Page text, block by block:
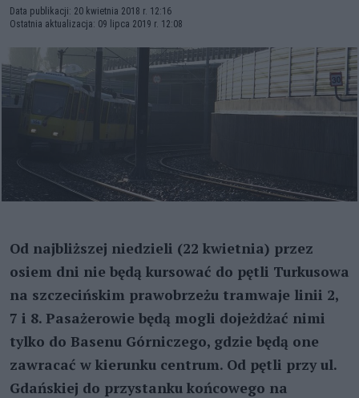
Data publikacji: 20 kwietnia 2018 r. 12:16
Ostatnia aktualizacja: 09 lipca 2019 r. 12:08
Od najbliższej niedzieli (22 kwietnia) przez
osiem dni nie będą kursować do pętli Turkusowa
na szczecińskim prawobrzeżu tramwaje linii 2,
7 i 8. Pasażerowie będą mogli dojeżdżać nimi
tylko do Basenu Górniczego, gdzie będą one
zawracać w kierunku centrum. Od pętli przy ul.
Gdańskiej do przystanku końcowego na